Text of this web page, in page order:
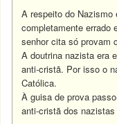
A respeito do
completamente errado
senhor cita só provam
A doutrina nazista era
anti-cristã. Por isso o
Católica.
À guisa de prova
anti-cristã dos